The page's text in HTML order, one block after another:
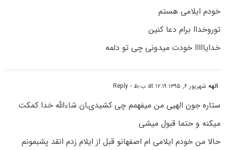
خودم ایلامی هستم
توروخداا برام دعا کنین
خدایااااا خودت میدونی چی تو دلمه
الههشهریور ۶, ۱۳۹۵ at ۱۲:۱۹ ب٫ظ - Reply
ستاره جون الهیی من میفهمم چی کشیدی,ان شاءالله خدا کمکت
میکنه و حتما قبول میشی
حالا من خودم ایلامی ام اصفهانو قبل از ایلام زدم انقد پشبمونم